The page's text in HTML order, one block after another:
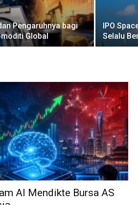
Pengaruhnya bagi
Global
IPO
Selalu
AI Mendikte Bursa AS